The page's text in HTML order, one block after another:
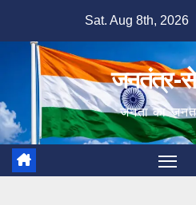
content
Sat. Aug 8th, 2026
जनतंत्र-
जनता का